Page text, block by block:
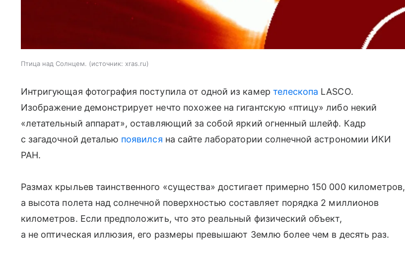
Птица над Солнцем. источник: xras.ru
Интригующая фотография поступила от одной из камер телескопа LASCO.
Изображение демонстрирует нечто похожее на гигантскую «птицу» либо некий
«летательный аппарат», оставляющий за собой яркий огненный шлейф. Кадр
с загадочной деталью появился на сайте лаборатории солнечной астрономии ИКИ
РАН.
Размах крыльев таинственного «существа» достигает примерно 150 000 километров,
а высота полета над солнечной поверхностью составляет порядка 2 миллионов
километров. Если предположить, что это реальный физический объект,
а не оптическая иллюзия, его размеры превышают Землю более чем в десять раз.